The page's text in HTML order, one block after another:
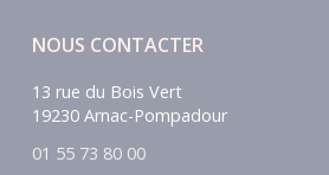
NOUS CONTACTER
13 rue du Bois Vert
19230 Arnac-Pompadour
01 55 73 80 00